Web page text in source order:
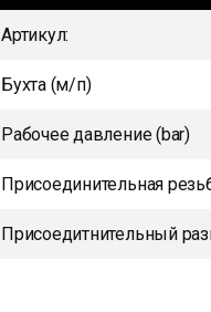
Артикул:
Бухта (м/п)
Рабочее давление (bar)
Присоединительная
Присоедитнительный